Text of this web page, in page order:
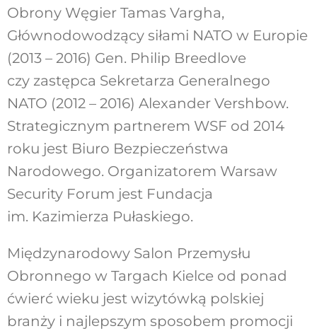
Obrony Węgier Tamas Vargha,
Głównodowodzący siłami NATO w Europie
(2013 – 2016) Gen. Philip Breedlove
czy zastępca Sekretarza Generalnego
NATO (2012 – 2016) Alexander Vershbow.
Strategicznym partnerem WSF od 2014
roku jest Biuro Bezpieczeństwa
Narodowego. Organizatorem Warsaw
Security Forum jest Fundacja
im. Kazimierza Pułaskiego.
Międzynarodowy Salon Przemysłu
Obronnego w Targach Kielce od ponad
ćwierć wieku jest wizytówką polskiej
branży i najlepszym sposobem promocji